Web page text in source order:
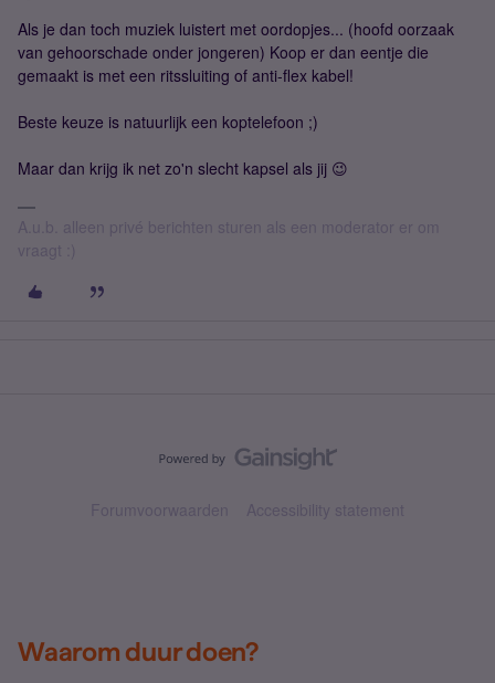
Als je dan toch muziek luistert met oordopjes... (hoofd oorzaak
van gehoorschade onder jongeren) Koop er dan eentje die
gemaakt is met een ritssluiting of anti-flex kabel!
Beste keuze is natuurlijk een koptelefoon ;)
Maar dan krijg ik net zo'n slecht kapsel als jij 😉
A.u.b. alleen privé berichten sturen als een moderator er om
vraagt :)
Forumvoorwaarden Accessibility statement
Waarom duur doen?